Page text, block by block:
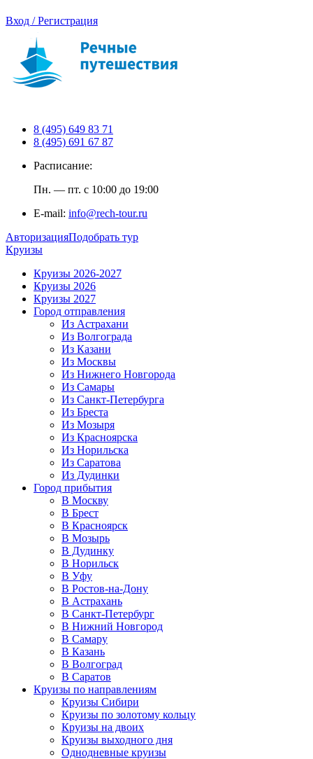
Вход / Регистрация
8 (495) 649 83 71
8 (495) 691 67 87
Расписание:
Пн. — пт. с 10:00 до 19:00
E-mail: info@rech-tour.ru
АвторизацияПодобрать тур
Круизы
Круизы 2026-2027
Круизы 2026
Круизы 2027
Город отправления
Из Астрахани
Из Волгограда
Из Казани
Из Москвы
Из Нижнего Новгорода
Из Самары
Из Санкт-Петербурга
Из Бреста
Из Мозыря
Из Красноярска
Из Норильска
Из Саратова
Из Дудинки
Город прибытия
В Москву
В Брест
В Красноярск
В Мозырь
В Дудинку
В Норильск
В Уфу
В Ростов-на-Дону
В Астрахань
В Санкт-Петербург
В Нижний Новгород
В Самару
В Казань
В Волгоград
В Саратов
Круизы по направлениям
Круизы Сибири
Круизы по золотому кольцу
Круизы на двоих
Круизы выходного дня
Однодневные круизы